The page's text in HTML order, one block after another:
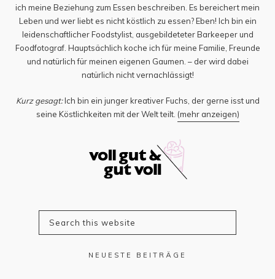
ich meine Beziehung zum Essen beschreiben. Es bereichert mein
Leben und wer liebt es nicht köstlich zu essen? Eben! Ich bin ein
leidenschaftlicher Foodstylist, ausgebildeteter Barkeeper und
Foodfotograf. Hauptsächlich koche ich für meine Familie, Freunde
und natürlich für meinen eigenen Gaumen. – der wird dabei
natürlich nicht vernachlässigt!
Kurz gesagt:Ich bin ein junger kreativer Fuchs, der gerne isst und
seine Köstlichkeiten mit der Welt teilt. (mehr anzeigen)
NEUESTE BEITRÄGE